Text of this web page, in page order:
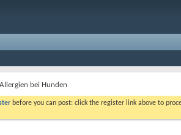
bei Hunden
before you can post: click the register link above to